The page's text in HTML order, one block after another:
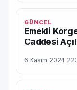
GÜNCEL
Emekli
Caddesi
6 Kasım 2024